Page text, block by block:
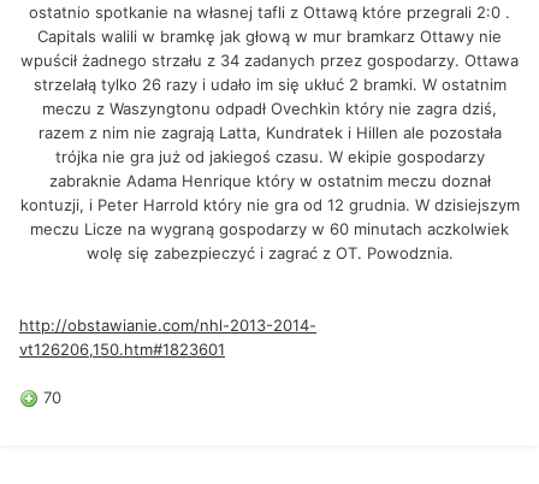
ostatnio spotkanie na własnej tafli z Ottawą które przegrali 2:0 .
Capitals walili w bramkę jak głową w mur bramkarz Ottawy nie
wpuścił żadnego strzału z 34 zadanych przez gospodarzy. Ottawa
strzelałą tylko 26 razy i udało im się ukłuć 2 bramki. W ostatnim
meczu z Waszyngtonu odpadł Ovechkin który nie zagra dziś,
razem z nim nie zagrają Latta, Kundratek i Hillen ale pozostała
trójka nie gra już od jakiegoś czasu. W ekipie gospodarzy
zabraknie Adama Henrique który w ostatnim meczu doznał
kontuzji, i Peter Harrold który nie gra od 12 grudnia. W dzisiejszym
meczu Licze na wygraną gospodarzy w 60 minutach aczkolwiek
wolę się zabezpieczyć i zagrać z OT. Powodznia.
http://obstawianie.com/nhl-2013-2014-
vt126206,150.htm#1823601
70